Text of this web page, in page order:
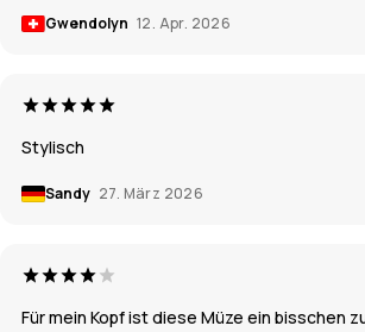
Gwendolyn 12. Apr. 2026
Stylisch
Sandy 27. März 2026
Für mein Kopf ist diese Müze ein bisschen